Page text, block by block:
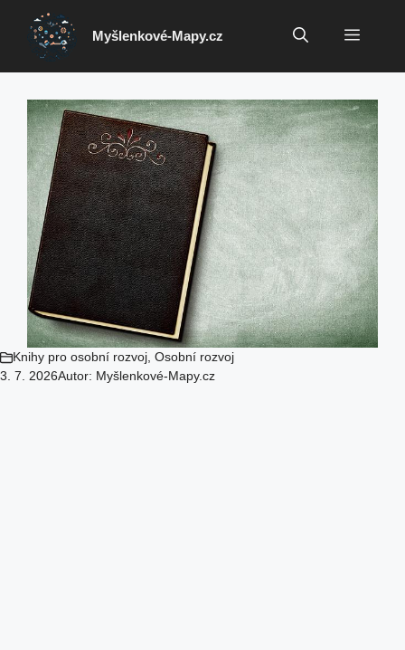
Přeskočit
obsah
Myšlenkové-Mapy.cz Menu
Knihy pro osobní rozvoj Osobní rozvoj
3. 7. 2026Autor: Myšlenkové-Mapy.cz